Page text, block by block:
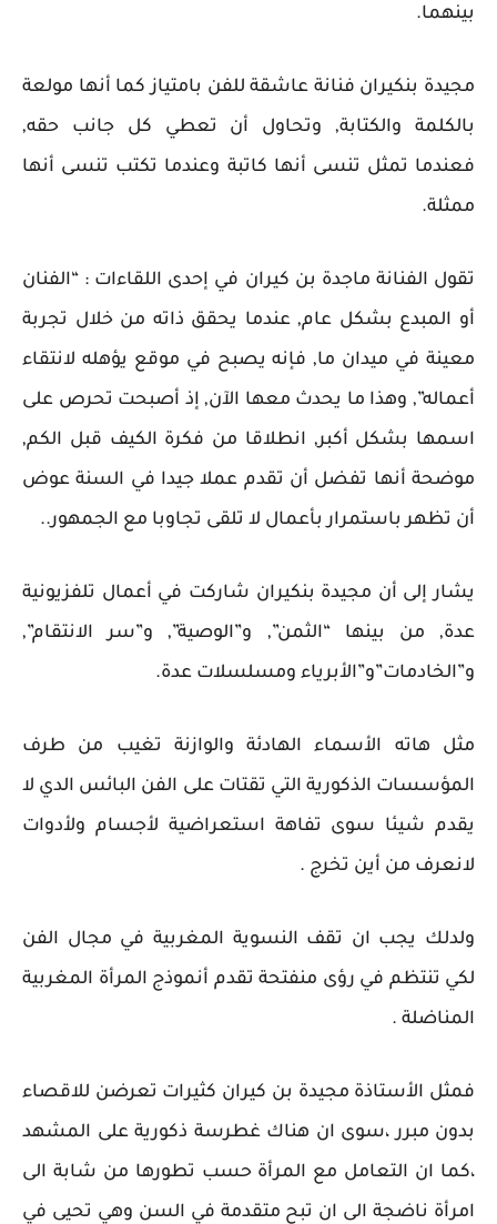
بينهما.
مجيدة بنكيران فنانة عاشقة للفن بامتياز كما أنها مولعة
بالكلمة والكتابة, وتحاول أن تعطي كل جانب حقه,
فعندما تمثل تنسى أنها كاتبة وعندما تكتب تنسى أنها
ممثلة.
تقول الفنانة ماجدة بن كيران في إحدى اللقاءات : “الفنان
أو المبدع بشكل عام, عندما يحقق ذاته من خلال تجربة
معينة في ميدان ما, فإنه يصبح في موقع يؤهله لانتقاء
أعماله”, وهذا ما يحدث معها الآن, إذ أصبحت تحرص على
اسمها بشكل أكبر, انطلاقا من فكرة الكيف قبل الكم,
موضحة أنها تفضل أن تقدم عملا جيدا في السنة عوض
أن تظهر باستمرار بأعمال لا تلقى تجاوبا مع الجمهور..
يشار إلى أن مجيدة بنكيران شاركت في أعمال تلفزيونية
عدة, من بينها “الثمن”, و”الوصية”, و”سر الانتقام”,
و”الخادمات”و”الأبرياء ومسلسلات عدة.
مثل هاته الأسماء الهادئة والوازنة تغيب من طرف
المؤسسات الذكورية التي تقتات على الفن البائس الدي لا
يقدم شيئا سوى تفاهة استعراضية لأجسام ولأدوات
لانعرف من أين تخرج .
ولدلك يجب ان تقف النسوية المغربية في مجال الفن
لكي تنتظم في رؤى منفتحة تقدم أنموذج المرأة المغربية
المناضلة .
فمثل الأستاذة مجيدة بن كيران كثيرات تعرضن للاقصاء
بدون مبرر ،سوى ان هناك غطرسة ذكورية على المشهد
،كما ان التعامل مع المرأة حسب تطورها من شابة الى
امرأة ناضجة الى ان تبح متقدمة في السن وهي تحيى في